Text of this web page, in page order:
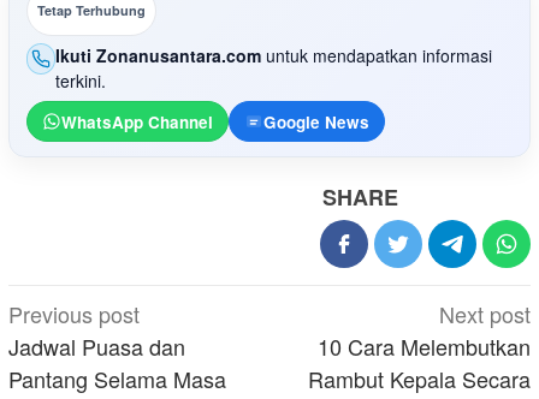
Tetap Terhubung
Ikuti Zonanusantara.com untuk mendapatkan informasi
terkini.
WhatsApp Channel Google News
SHARE
Post
navigation
Previous post
Jadwal Puasa dan
Pantang Selama Masa
Next post
10 Cara Melembutkan
Rambut Kepala Secara